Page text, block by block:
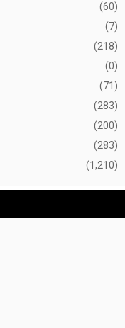
(60)
(7)
(218)
(0)
(71)
(283)
(200)
(283)
(1,210)